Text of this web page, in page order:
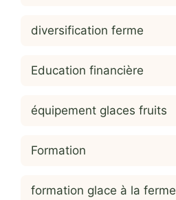
diversification ferme
Education financière
équipement glaces fruits
Formation
formation glace à la ferme